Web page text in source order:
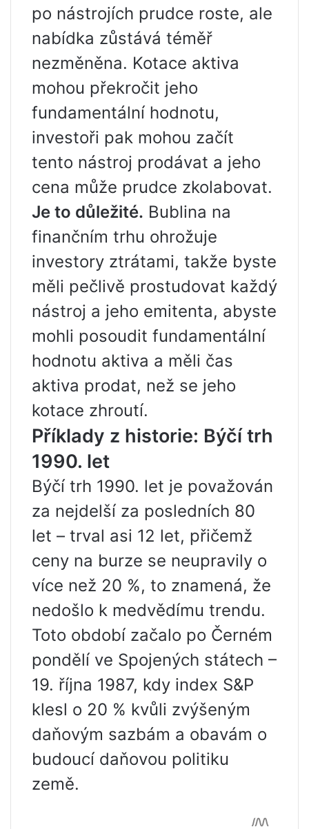
po nástrojích prudce roste, ale
nabídka zůstává téměř
nezměněna. Kotace aktiva
mohou překročit jeho
fundamentální hodnotu,
investoři pak mohou začít
tento nástroj prodávat a jeho
cena může prudce zkolabovat.
Je to důležité. Bublina na
finančním trhu ohrožuje
investory ztrátami, takže byste
měli pečlivě prostudovat každý
nástroj a jeho emitenta, abyste
mohli posoudit fundamentální
hodnotu aktiva a měli čas
aktiva prodat, než se jeho
kotace zhroutí.
Příklady z historie: Býčí trh
1990. let
Býčí trh 1990. let je považován
za nejdelší za posledních 80
let – trval asi 12 let, přičemž
ceny na burze se neupravily o
více než 20 %, to znamená, že
nedošlo k medvědímu trendu.
Toto období začalo po Černém
pondělí ve Spojených státech –
19. října 1987, kdy index S&P
klesl o 20 % kvůli zvýšeným
daňovým sazbám a obavám o
budoucí daňovou politiku
země.